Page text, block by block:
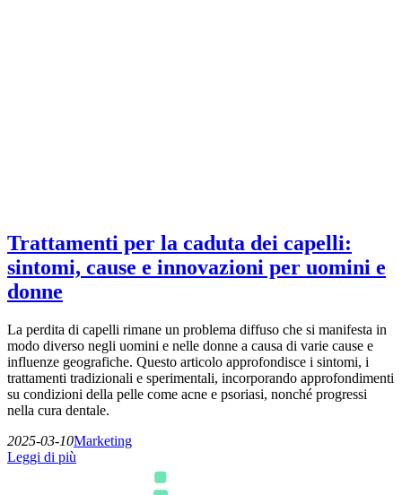
Trattamenti per la caduta dei capelli:
sintomi, cause e innovazioni per uomini e
donne
La perdita di capelli rimane un problema diffuso che si manifesta in
modo diverso negli uomini e nelle donne a causa di varie cause e
influenze geografiche. Questo articolo approfondisce i sintomi, i
trattamenti tradizionali e sperimentali, incorporando approfondimenti
su condizioni della pelle come acne e psoriasi, nonché progressi
nella cura dentale.
2025-03-10Marketing
Leggi di più